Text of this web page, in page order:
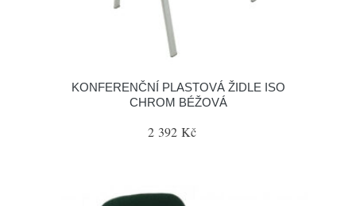
KONFERENČNÍ PLASTOVÁ ŽIDLE ISO
CHROM BÉŽOVÁ
2 392 Kč